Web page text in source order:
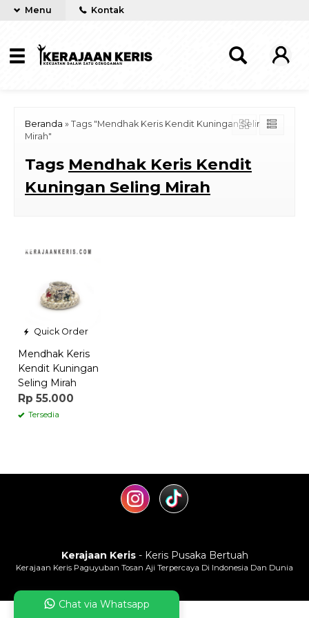
Menu Kontak
Beranda » Tags "Mendhak Keris Kendit Kuningan Seling
Mirah"
Tags Mendhak Keris Kendit
Kuningan Seling Mirah
Quick Order
Mendhak Keris
Kendit Kuningan
Seling Mirah
Rp 55.000
Tersedia
Kerajaan Keris- Keris Pusaka Bertuah
Kerajaan Keris Paguyuban Tosan Aji Terpercaya Di Indonesia Dan Dunia
Chat via Whatsapp